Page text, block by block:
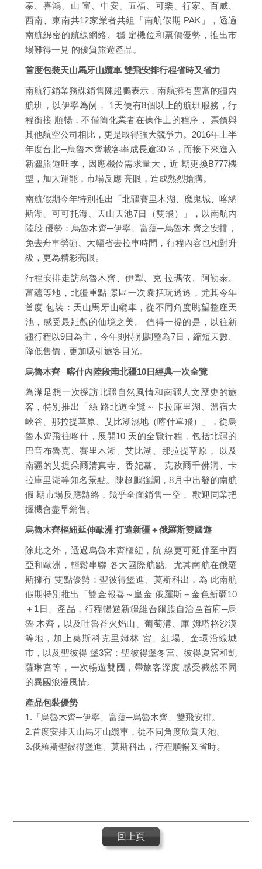
泰、喜鴻、山 富、中安、五福、可樂、行家、百威、
西南、東南共12家業者共組「南航假期 PAK」，透過
南航綿密的航線網絡、穩 定機位和票價優勢，推出市
場難得一見 的優質旅遊產品。
首度包裝天山馬牙山纜車 雙飛安排行程省時又省力
南航行銷業務課銷售陳超鵬表示，南航擁有豐富的疆內
航班，以伊寧為例， 1天便有8個以上的航班服務，行
程銜接 順暢，不僅簡化業者在操作上的程序， 票價與
其他航空公司相比，更是取得強大競爭力。2016年上半
年度台北─烏魯木齊載客率成長逾30％，而接下來進入
新疆旅遊旺季，因應機位需求量大，近 期更換B777機
型，加大運能，市場反應 亮眼，造成熱烈搶購。
南航假期今年特別推出「北疆賽里木湖、魔鬼城、喀納
斯湖、可可托海、天山天池7日（雙飛）」，以南航內
陸段 優勢：烏魯木齊─伊寧、富蘊─烏魯木 齊之安排，
免去舟車勞頓、大幅省去拉車時間，行程內容也相對升
級，更為精彩亮眼。
行程安排走訪烏魯木齊、伊犁、克 拉瑪依、阿勒泰、
富蘊等地，北疆重點 景區一次囊括玩透透，尤其今年
首度 包裝：天山馬牙山纜車，從不同角度眺望整座天
池，感受最壯觀的仙境之美。 值得一提的是，以往新
疆行程以9日為主，今年則特別調整為7日，縮短天數、
降低售價，更加吸引旅客目光。
烏魯木齊─喀什內陸段南北疆10日經典一次全覽
為滿足想一次探訪北疆自然風情和南疆人文歷史的旅
客，特別推出「絲 路北道全覽～卡拉庫里湖、溫宿大
峽谷、那拉提草原、艾比湖濕地（喀什單飛）」，從烏
魯木齊飛往喀什，展開10 天的全覽行程，包括北疆的
巴音布魯克、賽里木湖、艾比湖、那拉提草原， 以及
南疆的艾提朵爾清真寺、香妃墓、 克孜爾千佛洞、卡
拉庫里湖等知名景點。陳超鵬強調，8月中出發的南航
假 期市場反應熱絡，幾乎全面銷售一空， 歡迎同業把
握機會盡早銷售。
烏魯木齊樞紐延伸歐洲 打造新疆＋俄羅斯雙國遊
除此之外，透過烏魯木齊樞紐，航 線更可延伸至中西
亞和歐洲，輕鬆串聯 各大國際航點。尤其南航在俄羅
斯擁有 雙點優勢：聖彼得堡進、莫斯科出，為 此南航
假期特別推出「雙金報喜～皇金 俄羅斯＋金色新疆10
＋1日」產品，行程暢遊新疆維吾爾族自治區首府─烏
魯 木齊，以及吐魯番火焰山、葡萄溝、庫 姆塔格沙漠
等地，加上莫斯科克里姆林 宮、紅場、金環沿線城
市，以及聖彼得 堡3宮：聖彼得堡冬宮、彼得夏宮和凱
薩琳宮等，一次暢遊雙國，帶旅客深度 感受截然不同
的異國浪漫風情。
產品包裝優勢
1.「烏魯木齊─伊寧、富蘊─烏魯木齊」雙飛安排。
2.首度安排天山馬牙山纜車，從不同角度欣賞天池。
3.俄羅斯聖彼得堡進、莫斯科出，行程順暢又省時。
回上頁